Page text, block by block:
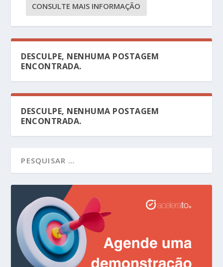
CONSULTE MAIS INFORMAÇÃO
DESCULPE, NENHUMA POSTAGEM
ENCONTRADA.
DESCULPE, NENHUMA POSTAGEM
ENCONTRADA.